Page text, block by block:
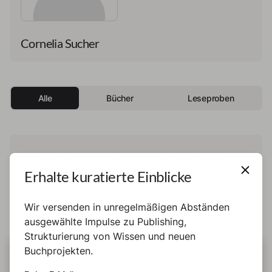
Cornelia Sucher
Alle Bücher Leseproben
Leseprobe veröffentlicht.
DIESE SEITE BENUTZT COOKIES
Erhalte kuratierte Einblicke
Wir versenden in unregelmäßigen Abständen
ausgewählte Impulse zu Publishing,
Strukturierung von Wissen und neuen
Buchprojekten.